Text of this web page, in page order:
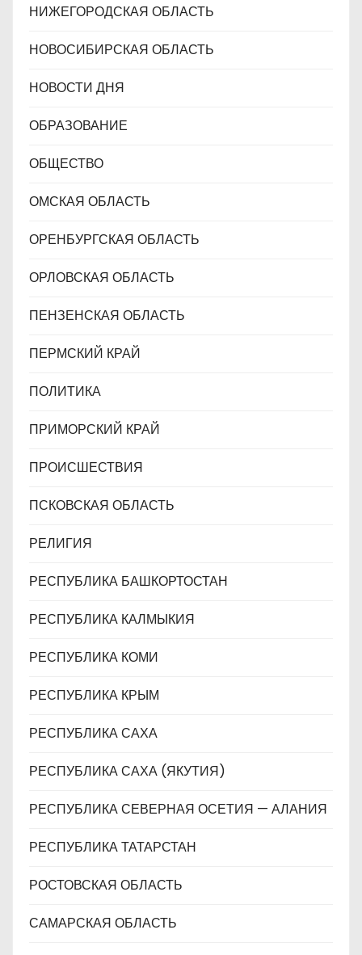
НИЖЕГОРОДСКАЯ ОБЛАСТЬ
НОВОСИБИРСКАЯ ОБЛАСТЬ
НОВОСТИ ДНЯ
ОБРАЗОВАНИЕ
ОБЩЕСТВО
ОМСКАЯ ОБЛАСТЬ
ОРЕНБУРГСКАЯ ОБЛАСТЬ
ОРЛОВСКАЯ ОБЛАСТЬ
ПЕНЗЕНСКАЯ ОБЛАСТЬ
ПЕРМСКИЙ КРАЙ
ПОЛИТИКА
ПРИМОРСКИЙ КРАЙ
ПРОИСШЕСТВИЯ
ПСКОВСКАЯ ОБЛАСТЬ
РЕЛИГИЯ
РЕСПУБЛИКА БАШКОРТОСТАН
РЕСПУБЛИКА КАЛМЫКИЯ
РЕСПУБЛИКА КОМИ
РЕСПУБЛИКА КРЫМ
РЕСПУБЛИКА САХА
РЕСПУБЛИКА САХА (ЯКУТИЯ)
РЕСПУБЛИКА СЕВЕРНАЯ ОСЕТИЯ — АЛАНИЯ
РЕСПУБЛИКА ТАТАРСТАН
РОСТОВСКАЯ ОБЛАСТЬ
САМАРСКАЯ ОБЛАСТЬ